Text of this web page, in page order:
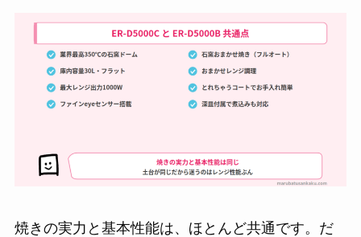
焼きの実力と基本性能は、ほとんど共通です。だ